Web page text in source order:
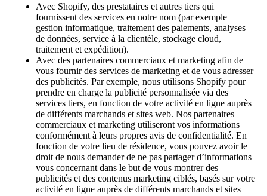
Avec Shopify, des prestataires et autres tiers qui
fournissent des services en notre nom (par exemple
gestion informatique, traitement des paiements, analyses
de données, service à la clientèle, stockage cloud,
traitement et expédition).
Avec des partenaires commerciaux et marketing afin de
vous fournir des services de marketing et de vous adresser
des publicités. Par exemple, nous utilisons Shopify pour
prendre en charge la publicité personnalisée via des
services tiers, en fonction de votre activité en ligne auprès
de différents marchands et sites web. Nos partenaires
commerciaux et marketing utiliseront vos informations
conformément à leurs propres avis de confidentialité. En
fonction de votre lieu de résidence, vous pouvez avoir le
droit de nous demander de ne pas partager d’informations
vous concernant dans le but de vous montrer des
publicités et des contenus marketing ciblés, basés sur votre
activité en ligne auprès de différents marchands et sites